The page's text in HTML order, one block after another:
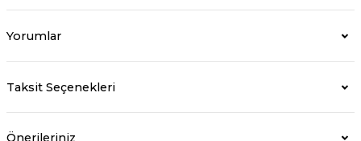
Yorumlar
Taksit Seçenekleri
Önerileriniz